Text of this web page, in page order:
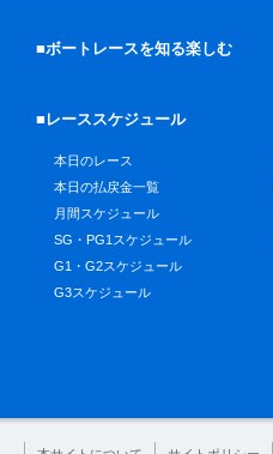
■ボートレースを知る楽しむ
■レーススケジュール
本日のレース
本日の払戻金一覧
月間スケジュール
SG・PG1スケジュール
G1・G2スケジュール
G3スケジュール